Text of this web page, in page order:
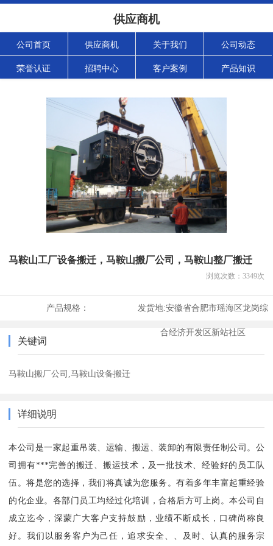
供应商机
公司首页 供应商机 关于我们 公司动态
荣誉认证 招聘中心 客户案例 产品知识
马鞍山工厂设备搬迁，马鞍山搬厂公司，马鞍山整厂搬迁
浏览次数： 3349次
产品规格： 发货地:安徽省合肥市瑶海区龙岗综
合经济开发区新站社区
关键词
马鞍山搬厂公司,马鞍山设备搬迁
详细说明
本公司是一家起重吊装、运输、搬运、装卸的有限责任制公司。公
司拥有***完善的搬迁、搬运技术，及一批技术、经验好的员工队
伍。将是您的选择，我们将真诚为您服务。有着多年丰富起重经验
的化企业。各部门员工均经过化培训，合格后方可上岗。本公司自
成立迄今，深蒙广大客户支持鼓励，业绩不断成长，口碑尚称良
好。我们以服务客户为己任，追求安全、、及时、认真的服务宗